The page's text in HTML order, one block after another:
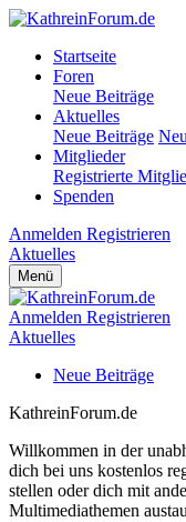
Startseite
Foren
Neue Beiträge
Aktuelles
Neue Beiträge
Mitglieder
Registrierte
Spenden
Anmelden Registrieren
Aktuelles
Menü
Anmelden Registrieren
Aktuelles
Neue Beiträge
KathreinForum.de
Willkommen in der
dich bei uns kostenlos
stellen oder dich mit
Multimediathemen